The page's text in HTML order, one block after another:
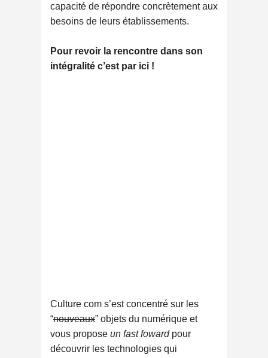
capacité de répondre concrètement aux
besoins de leurs établissements.
Pour revoir la rencontre dans son
intégralité c’est par ici !
Culture com s’est concentré sur les
“nouveaux” objets du numérique et
vous propose un fast fowardpour
découvrir les technologies qui